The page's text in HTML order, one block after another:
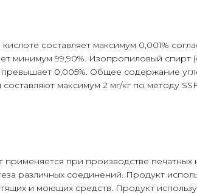
составляет максимум 0,001%
минимум 99,90%. Изопропиловый спирт
0,005%. Общее содержание
максимум 2 мг/кг по методу
при производстве печатных
различных соединений. Продукт
и моющих средств. Продукт